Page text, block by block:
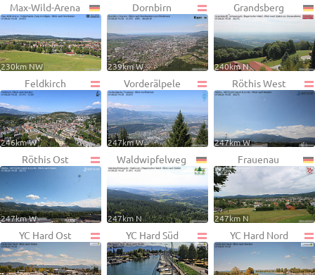
Max-Wild-Arena
230km NW
Dornbirn
239km W
Grandsberg
240km N
Feldkirch
246km W
Vorderälpele
247km W
Röthis West
247km W
Röthis Ost
247km W
Waldwipfelweg
247km N
Frauenau
247km N
YC Hard Ost YC Hard Süd YC Hard Nord